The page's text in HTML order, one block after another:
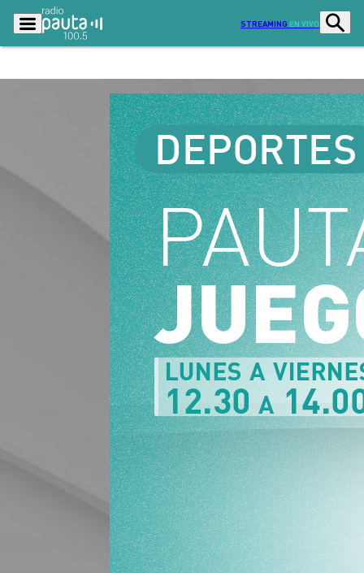
STREAMING EN VIVO
Programas
Actualidad
Economía
Radio en vivo Sostenibilidad
Tendencias Deportes
Entretención y Cultura Opinión
Dato en Pauta Señal 2
Contenido Patrocinado